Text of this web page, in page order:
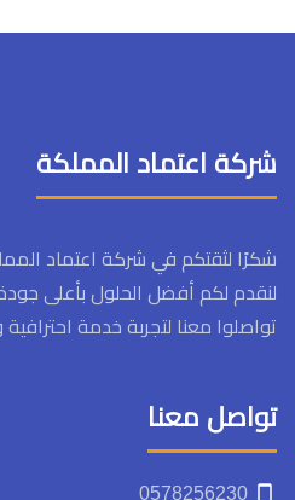
شركة اعتماد المملكة
شكرًا لثقتكم في شركة اعتماد
لنقدم لكم أفضل الحلول بأعلى
تواصلوا معنا لتجربة خدمة
تواصل معنا